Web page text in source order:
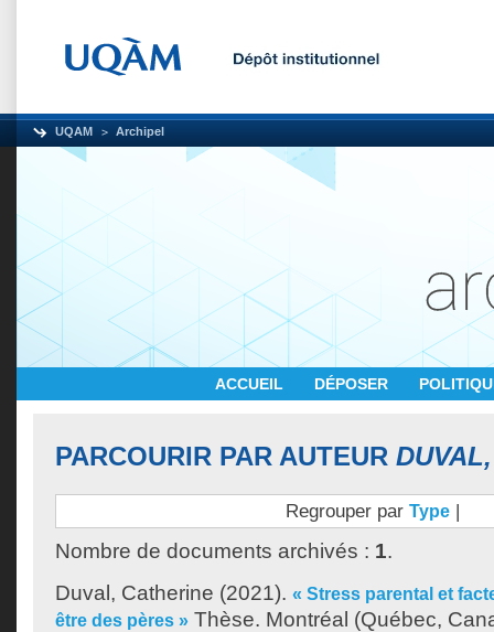
UQAM Archipel
ACCUEIL DÉPOSER
PARCOURIR PAR AUTEUR
Regrouper par Type |
Nombre de documents archivés : 1.
Duval, Catherine (2021). « Stress parental et
être des pères » Thèse. Montréal (Québec,